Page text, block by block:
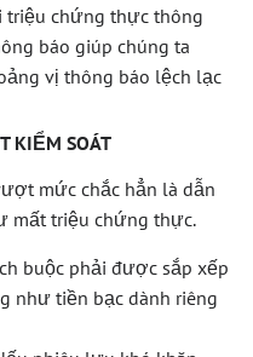
triệu chứng thực thông
báo giúp chúng ta
vị thông báo lệch lạc
KIỂM SOÁT
mức chắc hẳn là dẫn
mất triệu chứng thực.
buộc phải được sắp xếp
như tiền bạc dành riêng